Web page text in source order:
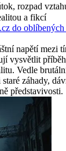
rozpad
a fikcí
do
napětí mezi
vysvětlit
Vedle
záhady,
představivosti.